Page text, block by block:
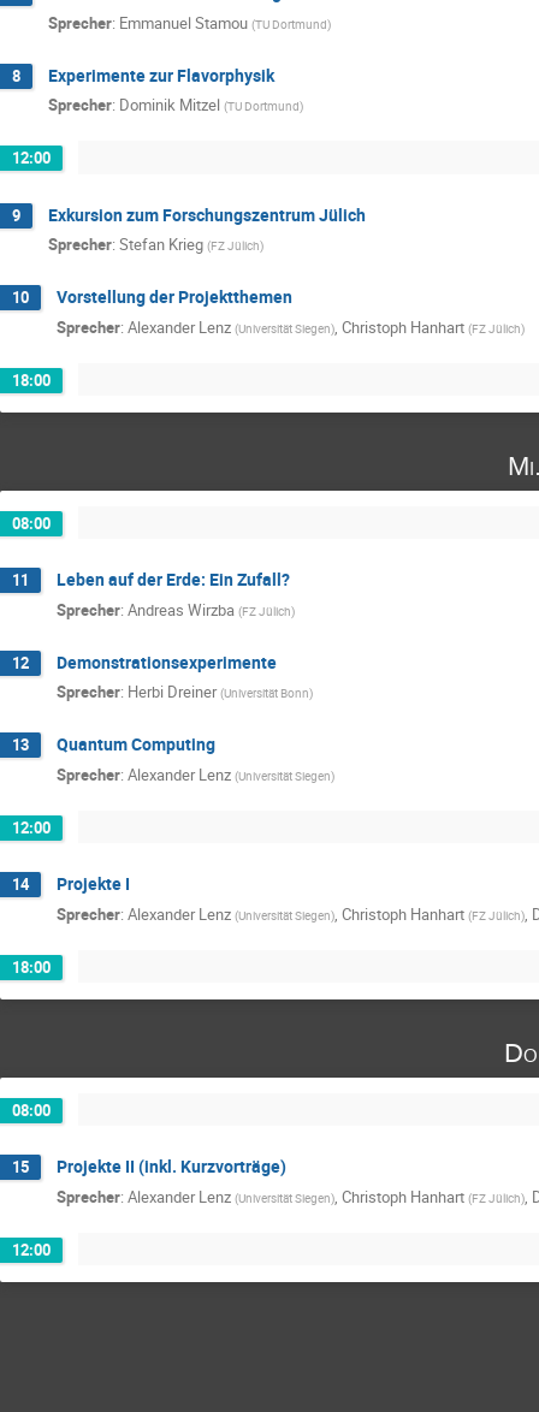
Sprecher: Emmanuel Stamou (TU Dortmund)
8 Experimente zur Flavorphysik
Sprecher: Dominik Mitzel (TU Dortmund)
12:00
9 Exkursion zum Forschungszentrum Jülich
Sprecher: Stefan Krieg (FZ Jülich)
10 Vorstellung der Projektthemen
Sprecher: Alexander Lenz (Universität Siegen), Christoph Hanhart (FZ Jülich)
18:00
08:00
11 Leben auf der Erde: Ein Zufall?
Sprecher: Andreas Wirzba (FZ Jülich)
12 Demonstrationsexperimente
Sprecher: Herbi Dreiner (Universität Bonn)
13 Quantum Computing
Sprecher: Alexander Lenz (Universität Siegen)
12:00
14 Projekte I
Sprecher: Alexander Lenz (Universität Siegen), Christoph Hanhart (FZ Jülich),
18:00
08:00
15 Projekte II (inkl. Kurzvorträge)
Sprecher: Alexander Lenz (Universität Siegen), Christoph Hanhart (FZ Jülich),
12:00